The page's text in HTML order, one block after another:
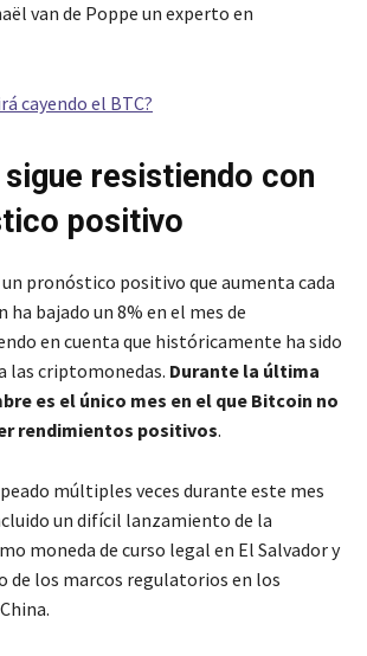
van de Poppe un experto en
cayendo el BTC?
sigue resistiendo con
positivo
pronóstico positivo que aumenta cada
ha bajado un 8% en el mes de
en cuenta que históricamente ha sido
las criptomonedas. Durante la última
es el único mes en el que Bitcoin no
rendimientos positivos.
múltiples veces durante este mes
un difícil lanzamiento de la
moneda de curso legal en El Salvador y
de los marcos regulatorios en los